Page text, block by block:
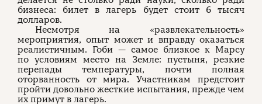
бизнеса: билет в лагерь будет стоит 6 тысяч
долларов.
Несмотря на «развлекательность»
мероприятия, опыт может и вправду оказаться
реалистичным. Гоби — самое близкое к Марсу
по условиям место на Земле: пустыня, резкие
перепады температуры, почти полная
оторванность от мира. Участникам предстоит
пройти довольно жесткие испытания, прежде чем
их примут в лагерь.